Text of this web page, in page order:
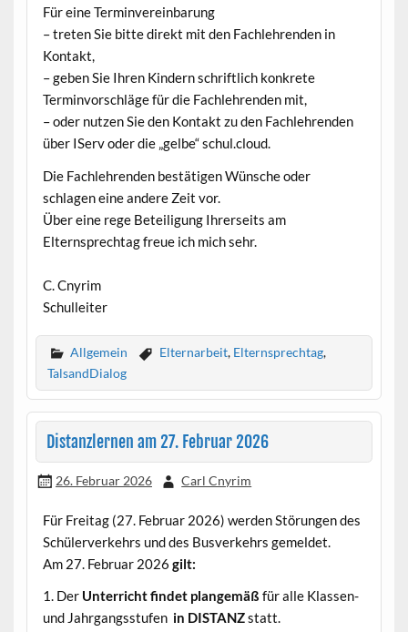
Für eine Terminvereinbarung
– treten Sie bitte direkt mit den Fachlehrenden in
Kontakt,
– geben Sie Ihren Kindern schriftlich konkrete
Terminvorschläge für die Fachlehrenden mit,
– oder nutzen Sie den Kontakt zu den Fachlehrenden
über IServ oder die „gelbe“ schul.cloud.
Die Fachlehrenden bestätigen Wünsche oder
schlagen eine andere Zeit vor.
Über eine rege Beteiligung Ihrerseits am
Elternsprechtag freue ich mich sehr.
C. Cnyrim
Schulleiter
Allgemein Elternarbeit, Elternsprechtag,
TalsandDialog
Distanzlernen am 27. Februar 2026
26. Februar 2026 Carl Cnyrim
Für Freitag (27. Februar 2026) werden Störungen des
Schülerverkehrs und des Busverkehrs gemeldet.
Am 27. Februar 2026 gilt:
1. Der Unterricht findet plangemäß für alle Klassen-
und Jahrgangsstufen in DISTANZstatt.